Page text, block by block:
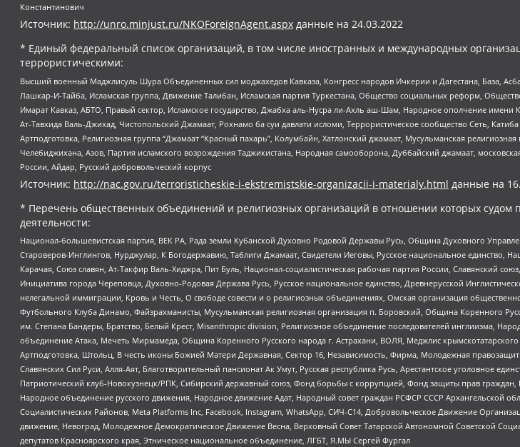
Константинович
Источник: http://unro.minjust.ru/NKOForeignAgent.aspx данные на 24.03.2022
* Единый федеральный список организаций, в том числе иностранных и международных
террористическими:
Высший военный Маджлисуль Шура Объединенных сил моджахедов Кавказа, Конгресс народов Ичкерии и Дагестана, База,
Лашкар-И-Тайба, Исламская группа, Движение Талибан, Исламская партия Туркестана, Общество социальных реформ,
Имарат Кавказ, АБТО, Правый сектор, Исламское государство, Джабха аль-Нусра ли-Ахль аш-Шам, Народное ополчение
Ат-Тавхида Валь-Джихад, Чистопольский Джамаат, Рохнамо ба суи давлати исломи, Террористическое сообщество Сеть,
Артподготовка, Религиозная группа “Джамаат “Красный пахарь”, Колумбайн, Хатлонский джамаат, Мусульманская
Челебиджихана, Азов, Партия исламского возрождения Таджикистана, Народная самооборона, Дуббайский джамаат,
России, Айдар, Русский добровольческий корпус
Источник: http://nac.gov.ru/terroristicheskie-i-ekstremistskie-organizacii-i-materialy.html данные на
* Перечень общественных объединений и религиозных организаций в отношении которых
деятельности:
Национал-большевистская партия, ВЕК РА, Рада земли Кубанской Духовно Родовой Державы Русь, Община Духовного
Староверов-Инглингов, Нурджулар, К Богодержавию, Таблиги Джамаат, Свидетели Иеговы, Русское национальное единство,
Карачая, Союз славян, Ат-Такфир Валь-Хиджра, Пит Буль, Национал-социалистическая рабочая партия России, Славянский
Инициатива города Череповца, Духовно-Родовая Держава Русь, Русское национальное единство, Древнерусской
нелегальной иммиграции, Кровь и Честь, О свободе совести и о религиозных объединениях, Омская организация
Футбольного Клуба Динамо, Файзрахманисты, Мусульманская религиозная организация п. Боровский, Община Коренного
им. Степана Бандеры, Братство, Белый Крест, Misanthropic division, Религиозное объединение последователей инглиизма,
объединение Атака, Мечеть Мирмамеда, Община Коренного Русского народа г. Астрахани, ВОЛЯ, Меджлис
Артподготовка, Штольц, В честь иконы Божией Матери Державная, Сектор 16, Независимость, Фирма, Молодежная
Славянских Сил Руси, Алля-Аят, Благотворительный пансионат Ак Умут, Русская республика Русь, Арестантское уголовное
Патриотический клуб-Новокузнецк/РПК, Сибирский державный союз, Фонд борьбы с коррупцией, Фонд защиты прав
Народное объединение русского движения, Народное движение Адат, Народный совет граждан РСФСР СССР Архангельской
Социалистических Районов, Meta Platforms Inc, Facebook, Instagram, WhatsApp, СИЧ-С14, Добровольческое Движение
движение, Невоград, Молодежное Демократическое Движение Весна, Верховный Совет Татарской Автономной Советской
депутатов Красноярского края, Этническое национальное объединение, ЛГБТ, Я.МЫ Сергей Фургал